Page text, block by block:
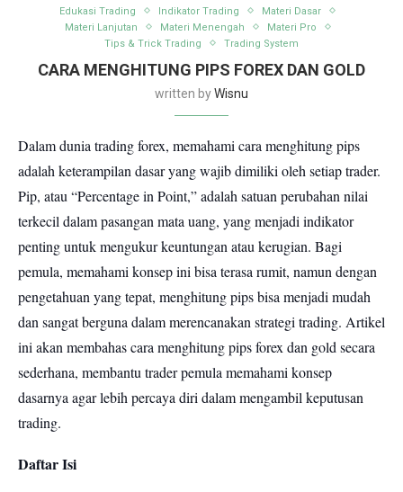
Edukasi Trading Indikator Trading
Materi Dasar
Materi Lanjutan
Materi Menengah
Materi Pro
Tips & Trick Trading
Trading System
CARA MENGHITUNG PIPS FOREX DAN GOLD
written byWisnu
Dalam dunia trading forex, memahami cara menghitung pips
adalah keterampilan dasar yang wajib dimiliki oleh setiap trader.
Pip, atau “Percentage in Point,” adalah satuan perubahan nilai
terkecil dalam pasangan mata uang, yang menjadi indikator
penting untuk mengukur keuntungan atau kerugian. Bagi
pemula, memahami konsep ini bisa terasa rumit, namun dengan
pengetahuan yang tepat, menghitung pips bisa menjadi mudah
dan sangat berguna dalam merencanakan strategi trading. Artikel
ini akan membahas cara menghitung pips forex dan gold secara
sederhana, membantu trader pemula memahami konsep
dasarnya agar lebih percaya diri dalam mengambil keputusan
trading.
Daftar Isi